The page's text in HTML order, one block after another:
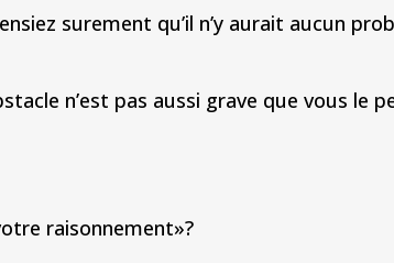
surement qu’il n’y aurait aucun
n’est pas aussi grave que vous le
raisonnement»?